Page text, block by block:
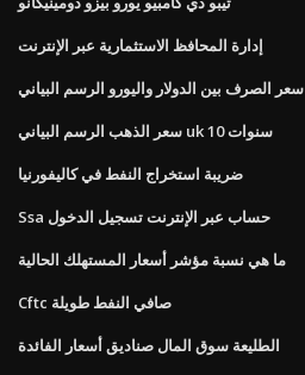
إدارة المحافظ الاستثمارية عبر الإنترنت
سعر الصرف بين الدولار واليورو الرسم البياني
سعر الذهب الرسم البياني uk 10 سنوات
ضريبة استخراج النفط في كاليفورنيا
Ssa حساب عبر الإنترنت تسجيل الدخول
ما هي نسبة مؤشر أسعار المستهلك الحالية
Cftc صافي النفط طويلة
الطليعة سوق المال صناديق أسعار الفائدة